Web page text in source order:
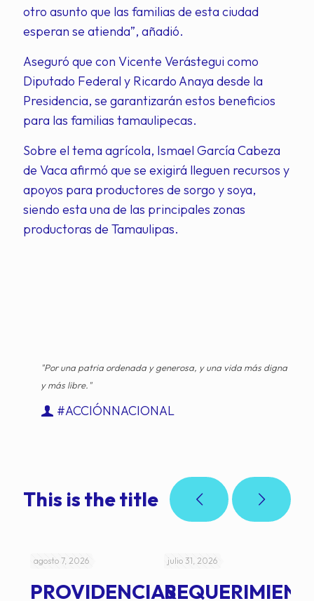
otro asunto que las familias de esta ciudad
esperan se atienda”, añadió.
Aseguró que con Vicente Verástegui como
Diputado Federal y Ricardo Anaya desde la
Presidencia, se garantizarán estos beneficios
para las familias tamaulipecas.
Sobre el tema agrícola, Ismael García Cabeza
de Vaca afirmó que se exigirá lleguen recursos y
apoyos para productores de sorgo y soya,
siendo esta una de las principales zonas
productoras de Tamaulipas.
"Por una patria ordenada y generosa, y una vida más digna
y más libre."
#ACCIÓNNACIONAL
This is the title
agosto 7, 2026
PROVIDENCIAS
julio 31, 2026